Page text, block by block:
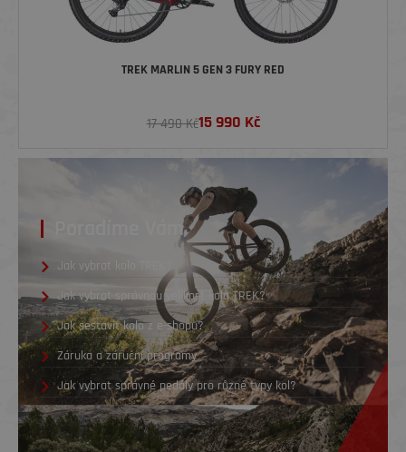
TREK MARLIN 5 GEN 3 FURY RED
17 490 Kč15 990 Kč
Poradíme Vám
Jak vybrat kolo TREK?
Jak vybrat správnou velikost kola TREK?
Jak sestavit kolo z e-shopu?
Záruka a záruční programy
Jak vybrat správné pedály pro různé typy kol?